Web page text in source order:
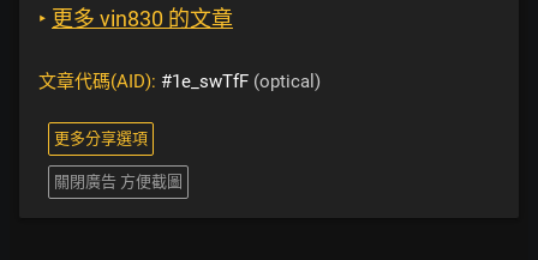
‣ 更多 vin830 的文章
文章代碼(AID): #1e_swTfF (optical)
更多分享選項
關閉廣告 方便截圖